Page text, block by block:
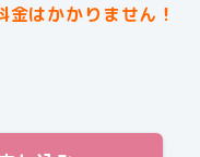
はかかりません！